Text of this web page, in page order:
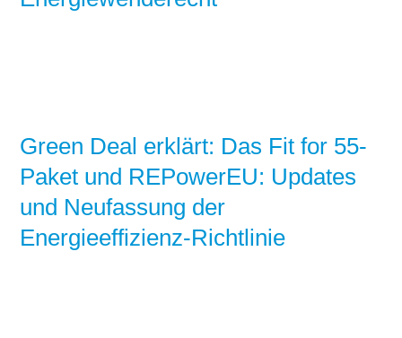
Green Deal erklärt: Das Fit for 55-
Paket und REPowerEU: Updates
und Neufassung der
Energieeffizienz-Richtlinie